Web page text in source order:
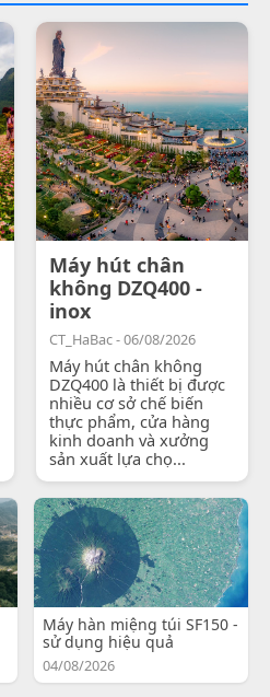
Máy hút chân
không DZQ400 -
inox
CT_HaBac - 06/08/2026
Máy hút chân không
DZQ400 là thiết bị được
nhiều cơ sở chế biến
thực phẩm, cửa hàng
kinh doanh và xưởng
sản xuất lựa chọ...
Máy hàn miệng túi SF150 -
sử dụng hiệu quả
04/08/2026